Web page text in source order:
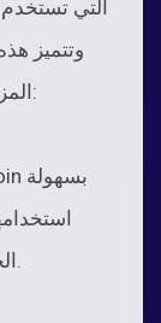
التي
المزايا التي تجعلها مفيدة للمستخدمين، ومنها: